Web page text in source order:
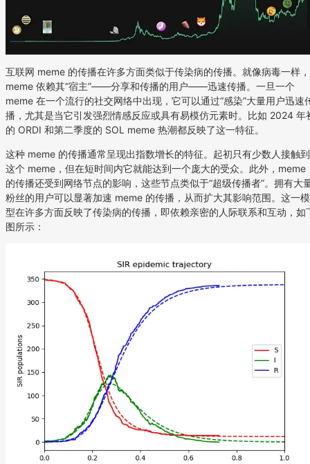
互联网 meme 的传播在许多方面类似于传染病的传播。就像病毒一样，
meme 依赖其“宿主”——分享和传播的用户——迅速传播。一旦一个
meme 在一个流行的社交网络中出现，它可以通过“感染”大量用户迅速
播，尤其是当它引发强烈情感反应或具有易模仿元素时。比如 2024 年
的 ORDI 和第二季度的 SOL meme 热潮都反映了这一特征。
这种 meme 的传播通常呈现出指数增长的特征。起初只有少数人接触到
这个 meme，但在短时间内它就能达到一个庞大的受众。此外，meme
的传播还受到网络节点的影响，这些节点类似于“超级传播者”。拥有大
粉丝的用户可以显著加速 meme 的传播，从而扩大其影响范围。这一模
型在许多方面反映了传染病的传播，即依赖亲密的人际联系和互动，如
图所示：